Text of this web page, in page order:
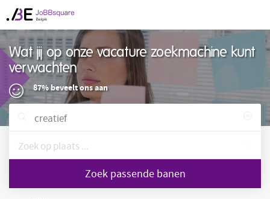
Wat jij op onze vacature zoekmachine kunt
verwachten
87% beveelt ons aan
Zoek passende banen